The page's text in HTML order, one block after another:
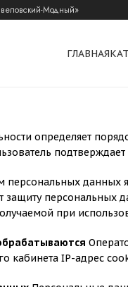
Модный»
ГЛАВНАЯ
определяет
персональных данных
защиту
при
кабинета IP-адрес